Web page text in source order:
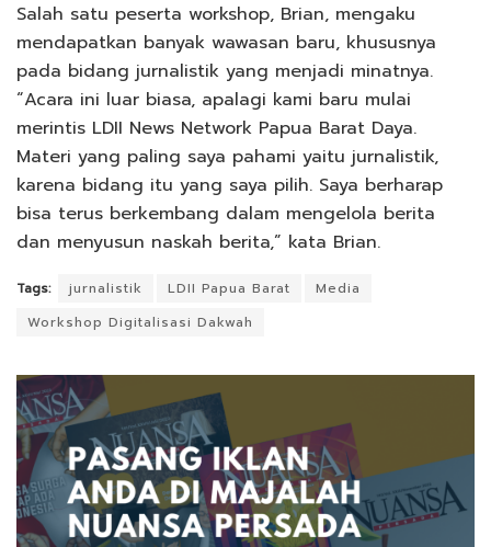
Salah satu peserta workshop, Brian, mengaku
mendapatkan banyak wawasan baru, khususnya
pada bidang jurnalistik yang menjadi minatnya.
“Acara ini luar biasa, apalagi kami baru mulai
merintis LDII News Network Papua Barat Daya.
Materi yang paling saya pahami yaitu jurnalistik,
karena bidang itu yang saya pilih. Saya berharap
bisa terus berkembang dalam mengelola berita
dan menyusun naskah berita,” kata Brian.
Tags: jurnalistik LDII Papua Barat
Media
Workshop Digitalisasi Dakwah